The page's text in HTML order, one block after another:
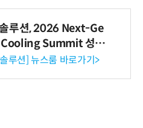
루션, 2026 Next-Ge
Summit 성황
루션] 뉴스룸 바로가기>